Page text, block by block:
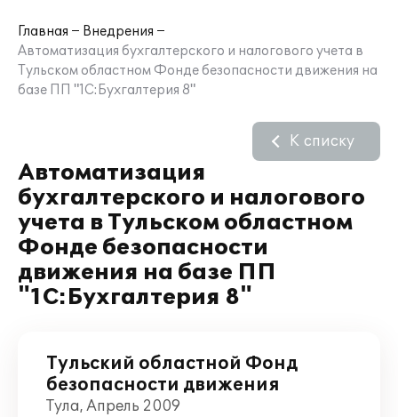
Главная
Внедрения
Автоматизация бухгалтерского и налогового учета в
Тульском областном Фонде безопасности движения на
базе ПП "1С:Бухгалтерия 8"
Автоматизация
бухгалтерского и налогового
учета в Тульском областном
Фонде безопасности
движения на базе ПП
"1С:Бухгалтерия 8"
К списку
Тульский областной Фонд
безопасности движения
Тула, Апрель 2009